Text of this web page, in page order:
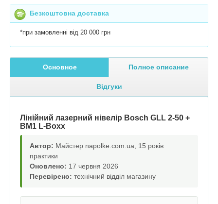
Безкоштовна доставка
*при замовленні від 20 000 грн
Основное Полное описание
Відгуки
Лінійний лазерний нівелір Bosch GLL 2-50 +
BM1 L-Boxx
Автор: Майстер napolke.com.ua, 15 років
практики
Оновлено: 17 червня 2026
Перевірено: технічний відділ магазину